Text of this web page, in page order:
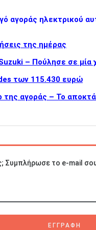
αγοράς ηλεκτρικού
της ημέρας
– Πούλησε σε μία
των 115.430 ευρώ
της αγοράς – Το
Συμπλήρωσε το e-mail
ΕΓΓΡΑΦΗ